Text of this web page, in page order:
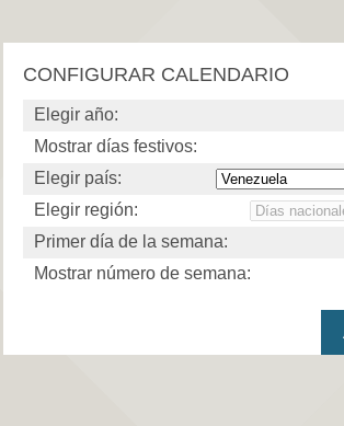
CONFIGURAR CALENDARIO
Elegir año:
Mostrar días festivos:
Elegir país:
Elegir región:
Primer día de la semana:
Mostrar número de semana: